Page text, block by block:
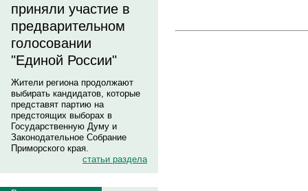
приняли участие в
предварительном
голосовании
"Единой России"
Жители региона продолжают
выбирать кандидатов, которые
представят партию на
предстоящих выборах в
Государственную Думу и
Законодательное Собрание
Приморского края.
статьи раздела